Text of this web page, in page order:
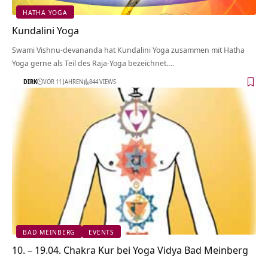
HATHA YOGA
Kundalini Yoga
Swami Vishnu-devananda hat Kundalini Yoga zusammen mit Hatha
Yoga gerne als Teil des Raja-Yoga bezeichnet.…
DIRK VOR 11 JAHREN 844 VIEWS
BAD MEINBERG EVENTS
10. – 19.04. Chakra Kur bei Yoga Vidya Bad Meinberg